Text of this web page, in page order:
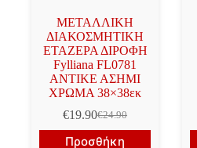
ΜΕΤΑΛΛΙΚΗ
ΔΙΑΚΟΣΜΗΤΙΚΗ
ΕΤΑΖΕΡΑ ΔΙΡΟΦΗ
Fylliana FL0781
ΑΝΤΙΚΕ ΑΣΗΜΙ
ΧΡΩΜΑ 38×38εκ
€24.90
Original
price
€19.90Η
τρέχουσα
Προσθήκη